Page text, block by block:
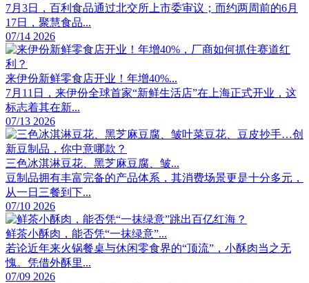
7月3日，百利食品通过北交所上市委审议；而约两周前的6月
17日，聚慧食品...
07/14 2026
来伊份新鲜零食店开业！年增40%...
7月11日，来伊份全球首家“新鲜生活店”在上海正式开业，这
标志着其在新...
07/13 2026
三色冰淇淋豆花、黑芝麻豆腐、皱...
豆制品拥有丰富完备的产品体系，其消费场景更是十分多元，
从一日三餐到下...
07/10 2026
鲜茶小酥肉，能否凭“一抹绿意”...
若论近年来火锅餐桌与休闲零食界的“顶流”，小酥肉当之无
愧。凭借外酥里...
07/09 2026